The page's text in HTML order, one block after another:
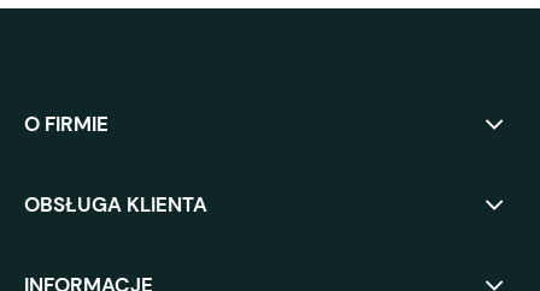
O FIRMIE
OBSŁUGA KLIENTA
INFORMACJE